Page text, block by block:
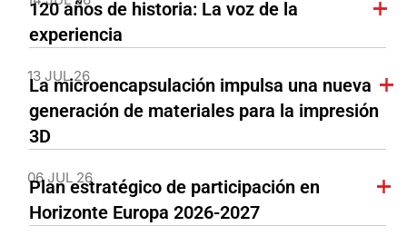
120 años de historia: La voz de la
experiencia
13 JUL 26
La microencapsulación impulsa una nueva
generación de materiales para la impresión
3D
06 JUL 26
Plan estratégico de participación en
Horizonte Europa 2026-2027